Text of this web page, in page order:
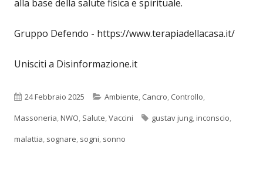
alla base della salute fisica e spirituale.
Gruppo Defendo - https://www.terapiadellacasa.it/
Unisciti a Disinformazione.it
Pubblicato
24 Febbraio 2025 Categorie
Ambiente, Cancro, Controllo,
Massoneria,NWO, Salute,Vaccini Tag
gustav jung,inconscio,
malattia, sognare, sogni, sonno